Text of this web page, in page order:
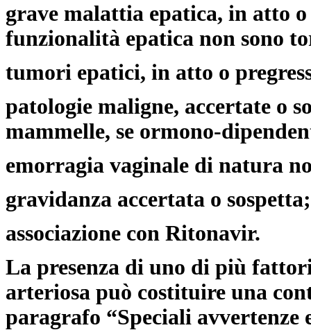
grave malattia epatica, in atto
funzionalità epatica non sono
tumori epatici, in atto o
patologie maligne, accertate o
mammelle, se ormono-
emorragia vaginale di natura
gravidanza accertata o sospetta;
associazione con Ritonavir.
La presenza di uno di più
arteriosa può costituire una
paragrafo “Speciali avvertenze